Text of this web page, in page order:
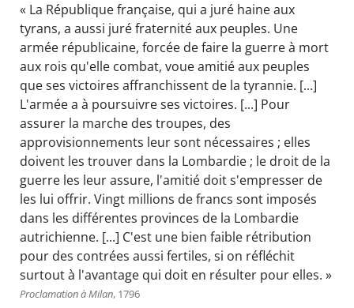
« La République française, qui a juré haine aux
tyrans, a aussi juré fraternité aux peuples. Une
armée républicaine, forcée de faire la guerre à mort
aux rois qu'elle combat, voue amitié aux peuples
que ses victoires affranchissent de la tyrannie. [...]
L'armée a à poursuivre ses victoires. [...] Pour
assurer la marche des troupes, des
approvisionnements leur sont nécessaires ; elles
doivent les trouver dans la Lombardie ; le droit de la
guerre les leur assure, l'amitié doit s'empresser de
les lui offrir. Vingt millions de francs sont imposés
dans les différentes provinces de la Lombardie
autrichienne. [...] C'est une bien faible rétribution
pour des contrées aussi fertiles, si on réfléchit
surtout à l'avantage qui doit en résulter pour elles. »
Proclamation à Milan, 1796